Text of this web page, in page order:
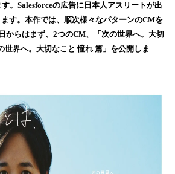
。Salesforceの広告に日本人アスリートが出
す。本作では、順次様々なパターンのCMを
からはまず、2つのCM、「次の世界へ。大切
世界へ。大切なこと 憧れ 篇」を公開しま